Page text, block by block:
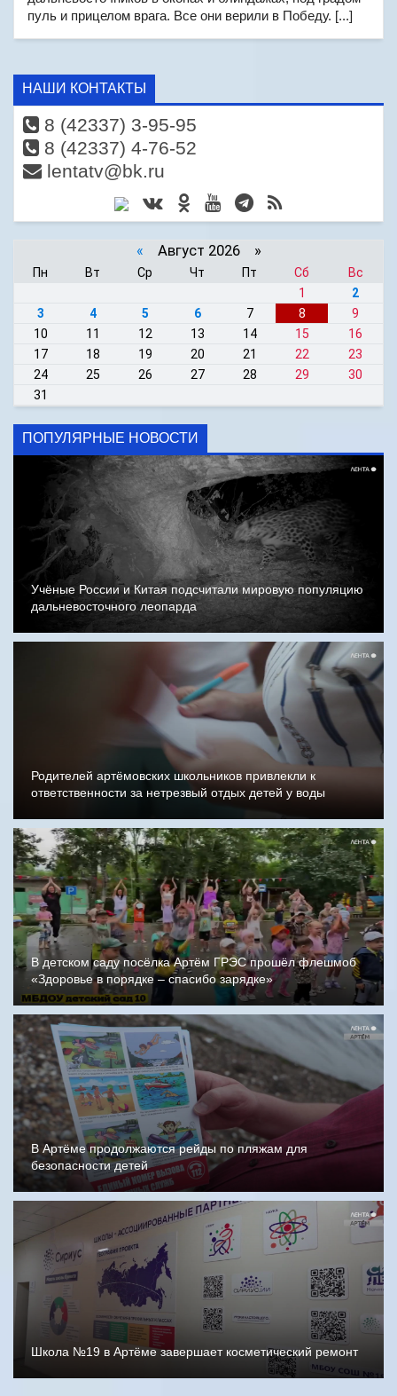
пуль и прицелом врага. Все они верили в Победу. [...]
НАШИ КОНТАКТЫ
8 (42337) 3-95-95
8 (42337) 4-76-52
lentatv@bk.ru
« Август 2026 »
Пн Вт Ср Чт Пт Сб
Вс
1
2
3
4 5 6 7 8
9
10
11 12 13 14 15
16
17
18 19 20 21 22
23
24
25 26 27 28 29
30
31
ПОПУЛЯРНЫЕ НОВОСТИ
Учёные России и Китая подсчитали мировую популяцию
дальневосточного леопарда
Родителей артёмовских школьников привлекли к
ответственности за нетрезвый отдых детей у воды
В детском саду посёлка Артём ГРЭС прошёл флешмоб
«Здоровье в порядке – спасибо зарядке»
В Артёме продолжаются рейды по пляжам для
безопасности детей
Школа №19 в Артёме завершает косметический ремонт